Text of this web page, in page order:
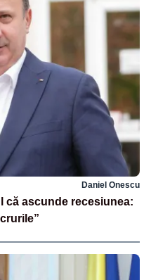
Daniel Onescu
că ascunde recesiunea: